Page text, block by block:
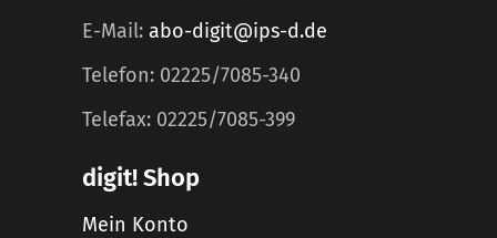
E-Mail: abo-digit@ips-d.de
Telefon: 02225/7085-340
Telefax: 02225/7085-399
digit! Shop
Mein Konto